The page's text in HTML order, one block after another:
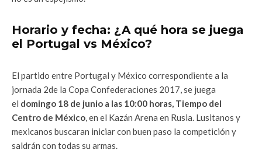
Horario y fecha: ¿A qué hora se juega
el Portugal vs México?
El partido entre Portugal y México correspondiente a la
jornada 2de la Copa Confederaciones 2017, se juega
el domingo 18 de junio a las 10:00 horas, Tiempo del
Centro de México, en el Kazán Arena en Rusia. Lusitanos y
mexicanos buscaran iniciar con buen paso la competición y
saldrán con todas su armas.